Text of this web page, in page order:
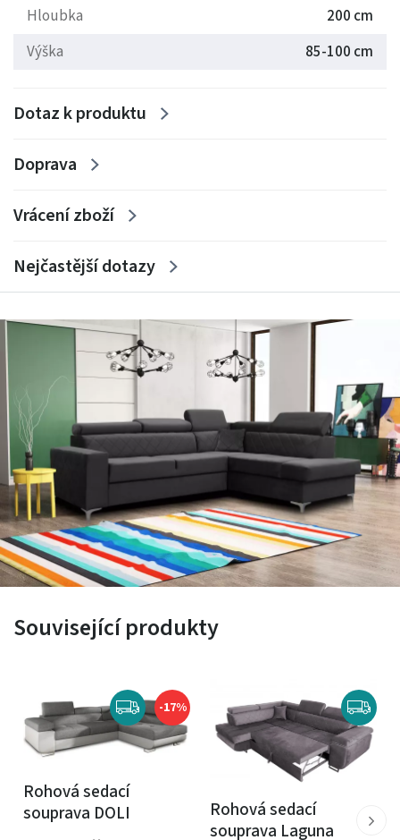
Hloubka
200 cm
Výška
85-100 cm
Dotaz k produktu
Doprava
Vrácení zboží
Nejčastější dotazy
Související produkty
-17%
Rohová sedací
souprava DOLI
Rohová sedací
souprava Laguna